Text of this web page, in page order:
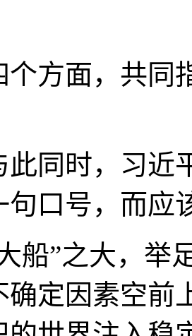
面，共同指
时，习近平
句口号，而应
”之大，举足
确定因素空前